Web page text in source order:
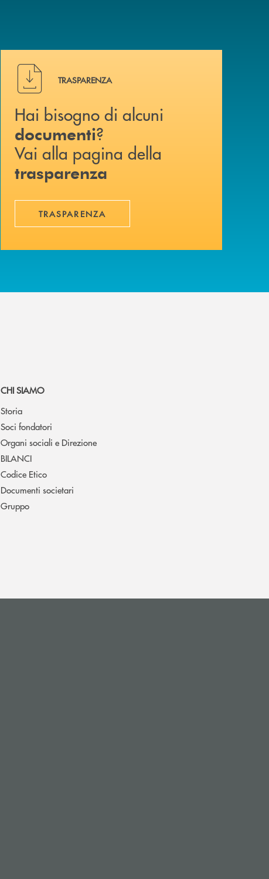
Hai bisogno di alcuni documenti ? Vai alla pagina della
TRASPARENZA
Hai bisogno di alcuni
documenti?
Vai alla pagina della
trasparenza
TRASPARENZA
CHI SIAMO
Storia
Soci fondatori
Organi sociali e Direzione
BILANCI
Codice Etico
Documenti societari
Gruppo